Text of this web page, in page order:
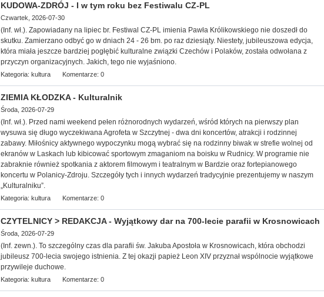
KUDOWA-ZDRÓJ - I w tym roku bez Festiwalu CZ-PL
Czwartek, 2026-07-30
(Inf. wł.). Zapowiadany na lipiec br. Festiwal CZ-PL imienia Pawła Królikowskiego nie doszedł do
skutku. Zamierzano odbyć go w dniach 24 - 26 bm. po raz dziesiąty. Niestety, jubileuszowa edycja,
która miała jeszcze bardziej pogłębić kulturalne związki Czechów i Polaków, została odwołana z
przyczyn organizacyjnych. Jakich, tego nie wyjaśniono.
Kategoria: kultura Komentarze: 0
ZIEMIA KŁODZKA - Kulturalnik
Środa, 2026-07-29
(Inf. wł.). Przed nami weekend pełen różnorodnych wydarzeń, wśród których na pierwszy plan
wysuwa się długo wyczekiwana Agrofeta w Szczytnej - dwa dni koncertów, atrakcji i rodzinnej
zabawy. Miłośnicy aktywnego wypoczynku mogą wybrać się na rodzinny biwak w strefie wolnej od
ekranów w Laskach lub kibicować sportowym zmaganiom na boisku w Rudnicy. W programie nie
zabraknie również spotkania z aktorem filmowym i teatralnym w Bardzie oraz fortepianowego
koncertu w Polanicy-Zdroju. Szczegóły tych i innych wydarzeń tradycyjnie prezentujemy w naszym
„Kulturalniku”.
Kategoria: kultura Komentarze: 0
CZYTELNICY > REDAKCJA - Wyjątkowy dar na 700-lecie parafii w Krosnowicach
Środa, 2026-07-29
(Inf. zewn.). To szczególny czas dla parafii św. Jakuba Apostoła w Krosnowicach, która obchodzi
jubileusz 700-lecia swojego istnienia. Z tej okazji papież Leon XIV przyznał wspólnocie wyjątkowe
przywileje duchowe.
Kategoria: kultura Komentarze: 0